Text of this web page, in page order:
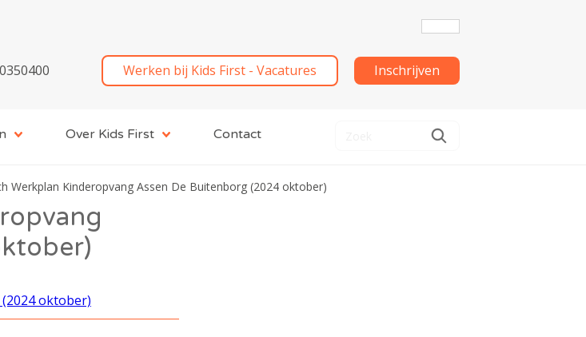
Werken bij Kids First - Vacatures Inschrijven
Over Kids First Contact
Werkplan Kinderopvang Assen De Buitenborg (2024 oktober)
oktober)